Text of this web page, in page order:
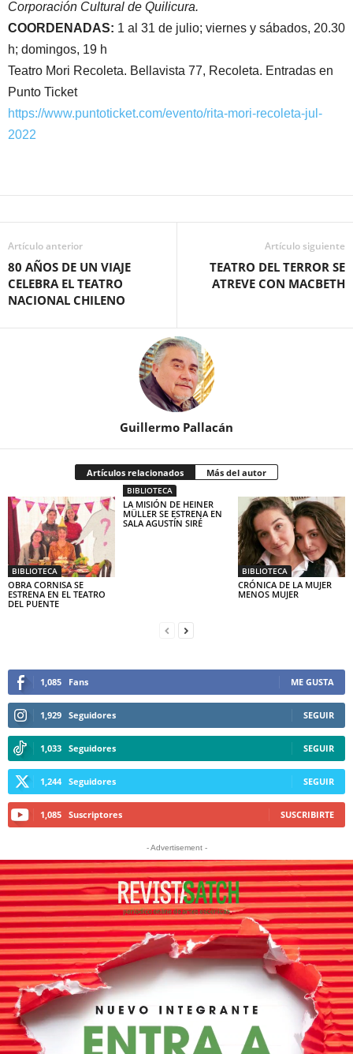
Corporación Cultural de Quilicura.
COORDENADAS: 1 al 31 de julio; viernes y sábados, 20.30
h; domingos, 19 h
Teatro Mori Recoleta. Bellavista 77, Recoleta. Entradas en
Punto Ticket
https://www.puntoticket.com/evento/rita-mori-recoleta-jul-
2022
Artículo anterior
80 AÑOS DE UN VIAJE
CELEBRA EL TEATRO
NACIONAL CHILENO
Artículo siguiente
TEATRO DEL TERROR SE
ATREVE CON MACBETH
Guillermo Pallacán
Artículos relacionados Más del autor
BIBLIOTECA
OBRA CORNISA SE
ESTRENA EN EL TEATRO
DEL PUENTE
BIBLIOTECA
LA MISIÓN DE HEINER
MÜLLER SE ESTRENA EN
SALA AGUSTÍN SIRÉ
BIBLIOTECA
CRÓNICA DE LA MUJER
MENOS MUJER
1,085 Fans ME GUSTA
1,929 Seguidores SEGUIR
1,033 Seguidores SEGUIR
1,244 Seguidores SEGUIR
1,085 Suscriptores SUSCRIBIRTE
- Advertisement -